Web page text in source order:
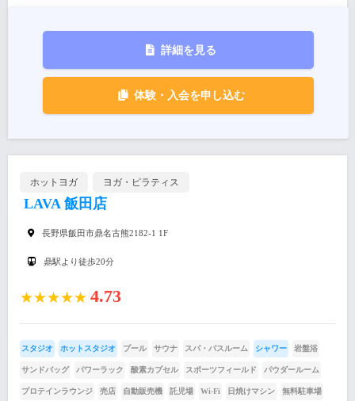
詳細を見る
体験・入会を申し込む
ホットヨガ ヨガ・ピラティス
LAVA 飯田店
長野県飯田市鼎名古熊2182-1 1F
鼎駅より徒歩20分
★★★★★ 4.73
スタジオ ホットスタジオ プール サウナ スパ・バスルーム シャワー 岩盤浴
サンドバッグ パワーラック 酸素カプセル スポーツフィールド パウダールーム
プロテインラウンジ 売店 自動販売機 託児場 Wi-Fi 日焼けマシン 無料駐車場